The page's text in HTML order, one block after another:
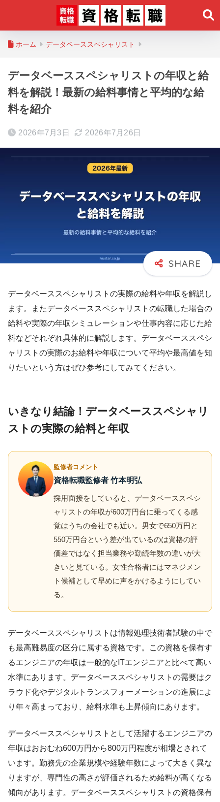
ホーム データベーススペシャリスト
データベーススペシャリストの年収と給
料を解説！最新の給料事情と平均的な給
料を紹介
2026年7月3日 2026年7月26日
データベーススペシャリストの実際の給料や年収を解説し
ます。またデータベーススペシャリストの転職した場合の
給料や実際の年収シミュレーションや仕事内容に応じた給
料などそれぞれ具体的に解説します。データベーススペシ
ャリストの実際のお給料や年収について平均や最高値を知
りたいという方はぜひ参考にしてみてください。
いきなり結論！データベーススペシャリ
ストの実際の給料と年収
監修者コメント
資格転職監修者 竹本明弘
採用面接をしていると、データベーススペシ
ャリストの年収が600万円台に乗ってくる感
覚はうちの会社でも近い。男女で650万円と
550万円台という差が出ているのは資格の評
価差ではなく担当業務や勤続年数の違いが大
きいと見ている。女性合格者にはマネジメン
ト候補として早めに声をかけるようにしてい
る。
データベーススペシャリストは情報処理技術者試験の中で
も最高難易度の区分に属する資格です。この資格を保有す
るエンジニアの年収は一般的なITエンジニアと比べて高い
水準にあります。データベーススペシャリストの需要はク
ラウド化やデジタルトランスフォーメーションの進展によ
り年々高まっており、給料水準も上昇傾向にあります。
データベーススペシャリストとして活躍するエンジニアの
年収はおおむね600万円から800万円程度が相場とされて
います。勤務先の企業規模や経験年数によって大きく異な
りますが、専門性の高さが評価されるため給料が高くなる
傾向があります。データベーススペシャリストの資格保有